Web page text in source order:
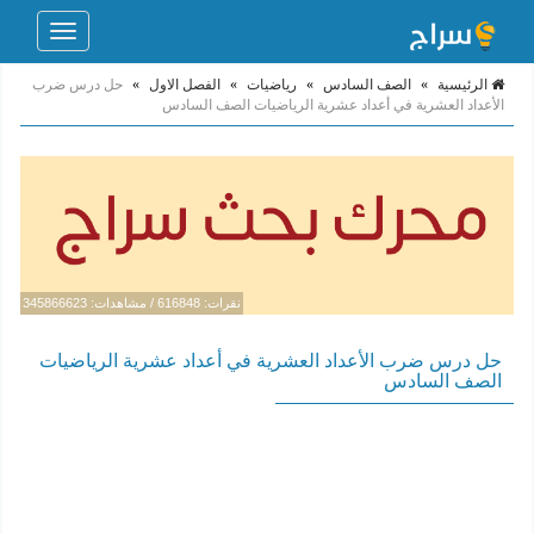
Toggle
الرئيسية » الصف السادس » رياضيات » الفصل الاول » حل درس ضرب
الأعداد العشرية في أعداد عشرية الرياضيات الصف السادس
نقرات: 616848 / مشاهدات: 345866623
حل درس ضرب الأعداد العشرية في أعداد عشرية الرياضيات
الصف السادس